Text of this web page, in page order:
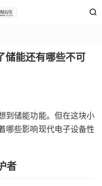

储能还有哪些不可
到储能功能。但在这块小
哪些影响现代电子设备性
者